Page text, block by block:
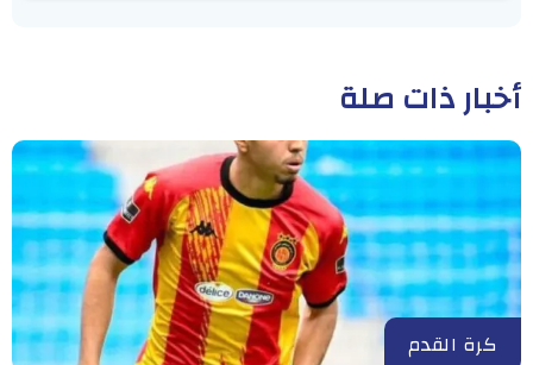
أخبار ذات صلة
كرة القدم